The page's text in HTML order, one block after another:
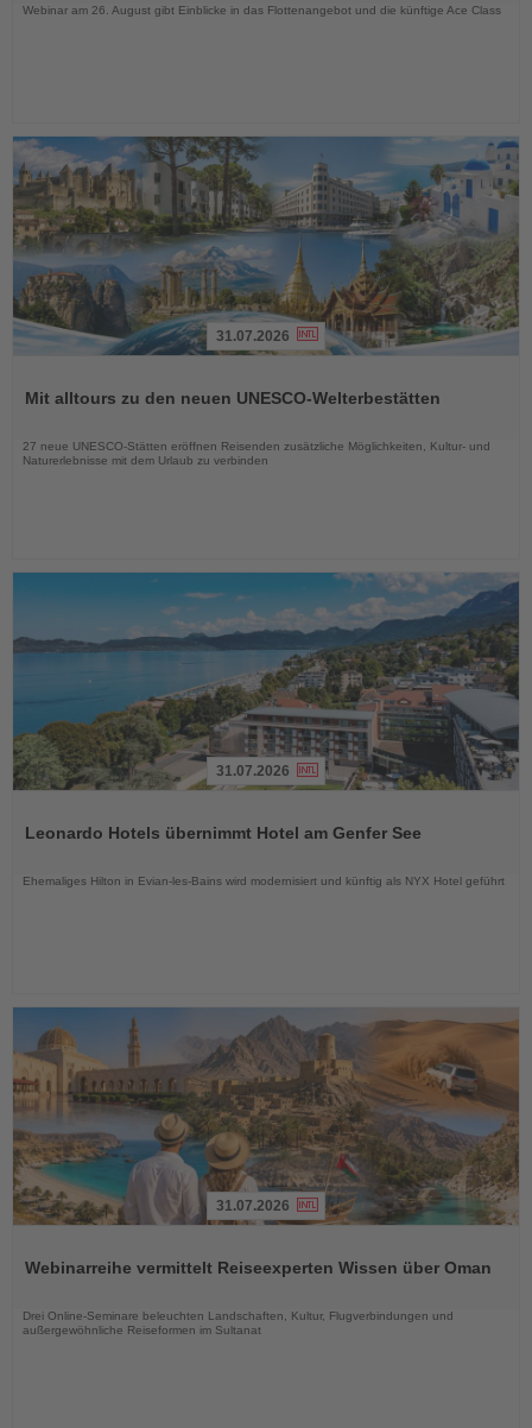
Webinar am 26. August gibt Einblicke in das Flottenangebot und die künftige Ace Class
die
31.07.2026
Mit alltours zu den neuen UNESCO-Welterbestätten
27 neue UNESCO-Stätten eröffnen Reisenden zusätzliche Möglichkeiten, Kultur- und
Naturerlebnisse mit dem Urlaub zu verbinden
die
31.07.2026
Leonardo Hotels übernimmt Hotel am Genfer See
Ehemaliges Hilton in Evian-les-Bains wird modernisiert und künftig als NYX Hotel geführt
die
31.07.2026
Webinarreihe vermittelt Reiseexperten Wissen über Oman
Drei Online-Seminare beleuchten Landschaften, Kultur, Flugverbindungen und
außergewöhnliche Reiseformen im Sultanat